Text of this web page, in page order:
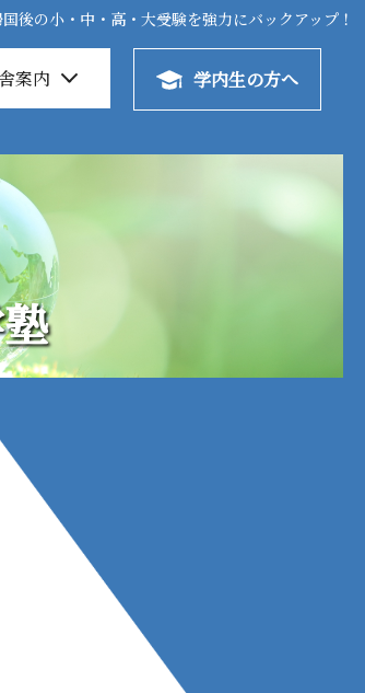
後の小・中・高・大受験を強力にバックアップ！
案内 学内生の方へ
後の小・中・高・大受験を強力にバックアップ！
案内 学内生の方へ